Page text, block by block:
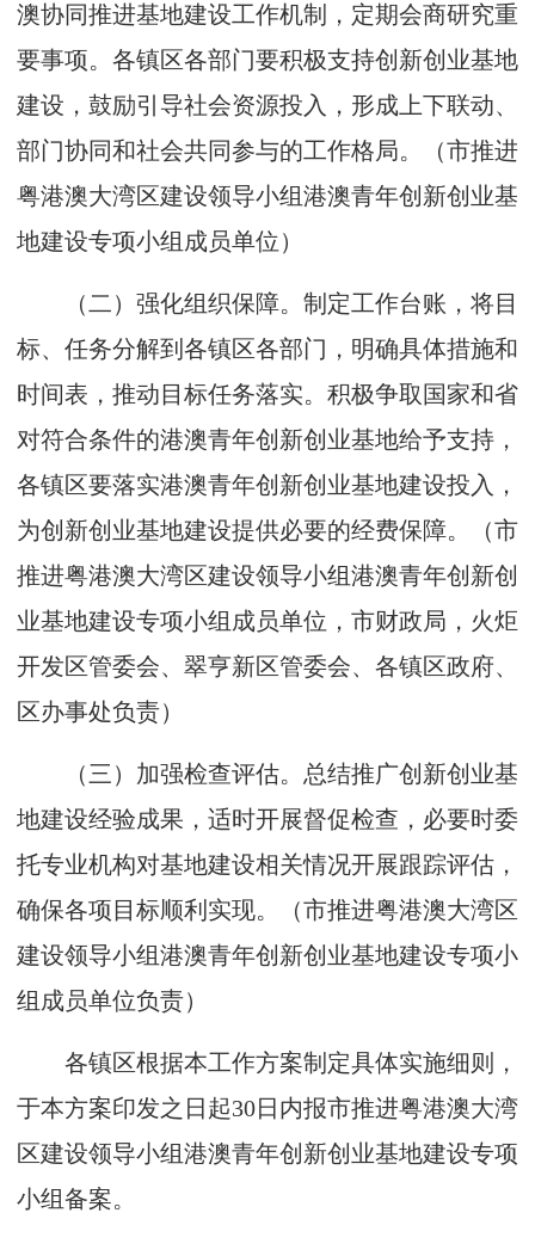
澳协同推进基地建设工作机制，定期会商研究重
要事项。各镇区各部门要积极支持创新创业基地
建设，鼓励引导社会资源投入，形成上下联动、
部门协同和社会共同参与的工作格局。（市推进
粤港澳大湾区建设领导小组港澳青年创新创业基
地建设专项小组成员单位）
（二）强化组织保障。制定工作台账，将目
标、任务分解到各镇区各部门，明确具体措施和
时间表，推动目标任务落实。积极争取国家和省
对符合条件的港澳青年创新创业基地给予支持，
各镇区要落实港澳青年创新创业基地建设投入，
为创新创业基地建设提供必要的经费保障。（市
推进粤港澳大湾区建设领导小组港澳青年创新创
业基地建设专项小组成员单位，市财政局，火炬
开发区管委会、翠亨新区管委会、各镇区政府、
区办事处负责）
（三）加强检查评估。总结推广创新创业基
地建设经验成果，适时开展督促检查，必要时委
托专业机构对基地建设相关情况开展跟踪评估，
确保各项目标顺利实现。（市推进粤港澳大湾区
建设领导小组港澳青年创新创业基地建设专项小
组成员单位负责）
各镇区根据本工作方案制定具体实施细则，
于本方案印发之日起30日内报市推进粤港澳大湾
区建设领导小组港澳青年创新创业基地建设专项
小组备案。